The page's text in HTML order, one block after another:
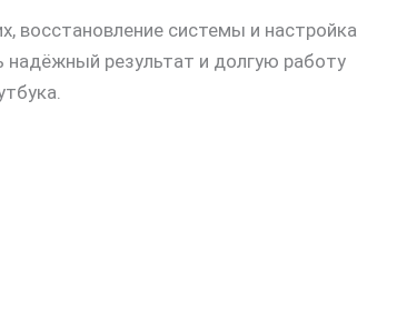
восстановление системы и настройка
результат и долгую работу